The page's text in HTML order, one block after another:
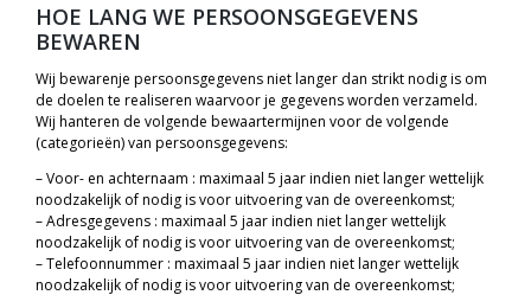
HOE LANG WE PERSOONSGEGEVENS
BEWAREN
Wij bewarenje persoonsgegevens niet langer dan strikt nodig is om
de doelen te realiseren waarvoor je gegevens worden verzameld.
Wij hanteren de volgende bewaartermijnen voor de volgende
(categorieën) van persoonsgegevens:
– Voor- en achternaam : maximaal 5 jaar indien niet langer wettelijk
noodzakelijk of nodig is voor uitvoering van de overeenkomst;
– Adresgegevens : maximaal 5 jaar indien niet langer wettelijk
noodzakelijk of nodig is voor uitvoering van de overeenkomst;
– Telefoonnummer : maximaal 5 jaar indien niet langer wettelijk
noodzakelijk of nodig is voor uitvoering van de overeenkomst;